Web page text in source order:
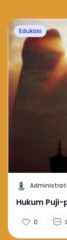
Edukasi
A
Hukum
0